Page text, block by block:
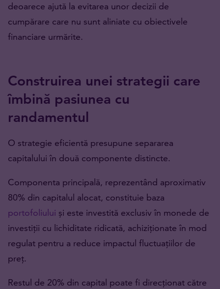
deoarece ajută la evitarea unor decizii de
cumpărare care nu sunt aliniate cu obiectivele
financiare urmărite.
Construirea unei strategii care
îmbină pasiunea cu
randamentul
O strategie eficientă presupune separarea
capitalului în două componente distincte.
Componenta principală, reprezentând aproximativ
80% din capitalul alocat, constituie baza
portofoliului și este investită exclusiv în monede de
investiții cu lichiditate ridicată, achiziționate în mod
regulat pentru a reduce impactul fluctuațiilor de
preț.
Restul de 20% din capital poate fi direcționat către